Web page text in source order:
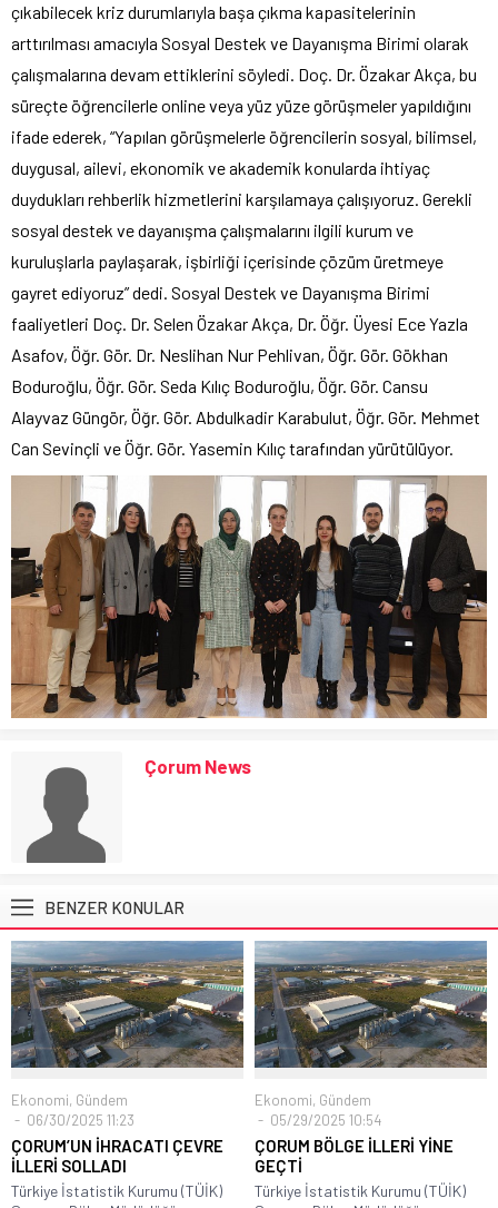
çıkabilecek kriz durumlarıyla başa çıkma kapasitelerinin
arttırılması amacıyla Sosyal Destek ve Dayanışma Birimi olarak
çalışmalarına devam ettiklerini söyledi. Doç. Dr. Özakar Akça, bu
süreçte öğrencilerle online veya yüz yüze görüşmeler yapıldığını
ifade ederek, “Yapılan görüşmelerle öğrencilerin sosyal, bilimsel,
duygusal, ailevi, ekonomik ve akademik konularda ihtiyaç
duydukları rehberlik hizmetlerini karşılamaya çalışıyoruz. Gerekli
sosyal destek ve dayanışma çalışmalarını ilgili kurum ve
kuruluşlarla paylaşarak, işbirliği içerisinde çözüm üretmeye
gayret ediyoruz” dedi. Sosyal Destek ve Dayanışma Birimi
faaliyetleri Doç. Dr. Selen Özakar Akça, Dr. Öğr. Üyesi Ece Yazla
Asafov, Öğr. Gör. Dr. Neslihan Nur Pehlivan, Öğr. Gör. Gökhan
Boduroğlu, Öğr. Gör. Seda Kılıç Boduroğlu, Öğr. Gör. Cansu
Alayvaz Güngör, Öğr. Gör. Abdulkadir Karabulut, Öğr. Gör. Mehmet
Can Sevinçli ve Öğr. Gör. Yasemin Kılıç tarafından yürütülüyor.
Çorum News
BENZER KONULAR
Ekonomi, Gündem
06/30/2025 11:23
ÇORUM’UN İHRACATI ÇEVRE
İLLERİ SOLLADI
Türkiye İstatistik Kurumu (TÜİK)
Ekonomi, Gündem
05/29/2025 10:54
ÇORUM BÖLGE İLLERİ YİNE
GEÇTİ
Türkiye İstatistik Kurumu (TÜİK)